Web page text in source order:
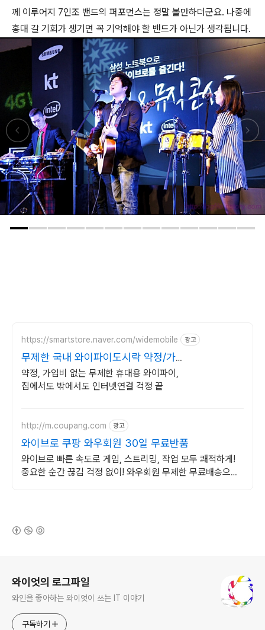
께 이루어지 7인조 밴드의 퍼포먼스는 정말 볼만하더군요. 나중에
홍대 갈 기회가 생기면 꼭 기억해야 할 밴드가 아닌가 생각됩니다.
https://smartstore.naver.com/widemobile 광고
무제한 국내 와이파이도시락 약정/가
입비없이 무료반납까지
약정, 가입비 없는 무제한 휴대용 와이파이,
집에서도 밖에서도 인터넷연결 걱정 끝
http://m.coupang.com 광고
와이브로 쿠팡 와우회원 30일 무료반품
와이브로 빠른 속도로 게임, 스트리밍, 작업 모두 쾌적하게!
중요한 순간 끊김 걱정 없이! 와우회원 무제한 무료배송으로
와이엇의 로그파일
와인을 좋아하는 와이엇이 쓰는 IT 이야기
구독하기